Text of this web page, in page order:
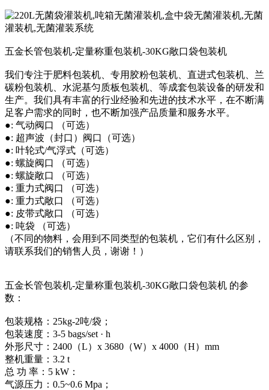
五金长管包装机-定量称重包装机-30KG敞口袋包装机
我们专注于肥料包装机、专用胶粉包装机、直进式包装机、兰
碳粉包装机、水泥基匀质板包装机、等成套包装设备的研发和
生产。我们具有丰富的行业经验和先进的技术水平，在不断满
足客户需求的同时，也不断加强产品质量和服务水平。
●: 气动阀口 （可选）
●: 超声波（封口）阀口（可选）
●: 叶轮式/气浮式（可选）
●: 螺旋阀口 （可选）
●: 螺旋敞口 （可选）
●: 重力式阀口 （可选）
●: 重力式敞口 （可选）
●: 皮带式敞口 （可选）
●: 吨袋 （可选）
（不同的物料，会用到不同类型的包装机，它们有什么区别，
请联系我们的销售人员，谢谢！）
五金长管包装机-定量称重包装机-30KG敞口袋包装机 的参
数：
包装规格：25kg-2吨/袋；
包装速度：3-5 bags/set · h
外形尺寸：2400（L）x 3680（W）x 4000（H）mm
整机重量：3.2 t
总 功 率：5 kW：
气源压力：0.5~0.6 Mpa；